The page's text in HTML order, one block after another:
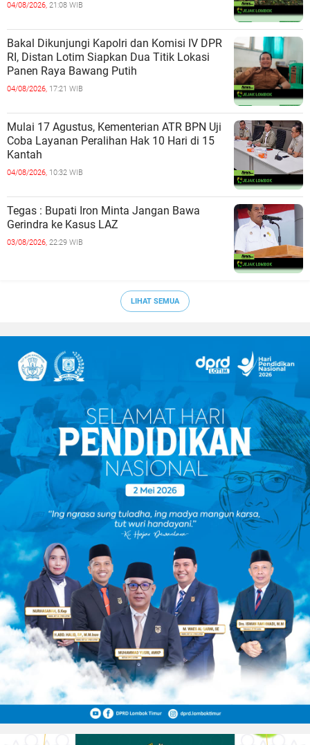
04/08/2026, 21:08 WIB
Bakal Dikunjungi Kapolri dan Komisi IV DPR
RI, Distan Lotim Siapkan Dua Titik Lokasi
Panen Raya Bawang Putih
04/08/2026, 17:21 WIB
Mulai 17 Agustus, Kementerian ATR BPN Uji
Coba Layanan Peralihan Hak 10 Hari di 15
Kantah
04/08/2026, 10:32 WIB
Tegas : Bupati Iron Minta Jangan Bawa
Gerindra ke Kasus LAZ
03/08/2026, 22:29 WIB
LIHAT SEMUA